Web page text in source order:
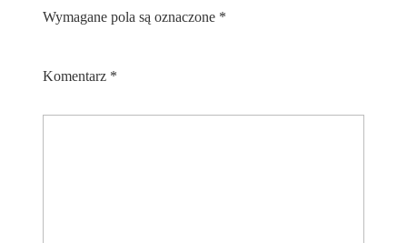
Wymagane pola są oznaczone *
Komentarz *